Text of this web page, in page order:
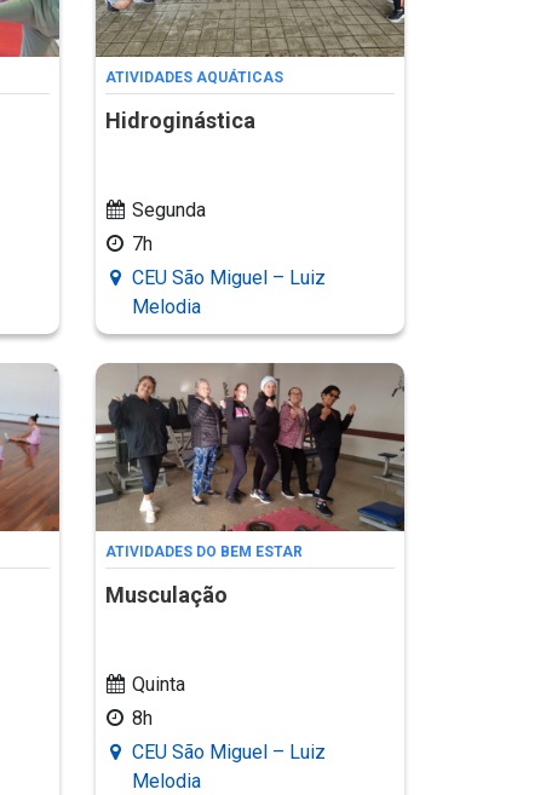
ATIVIDADES AQUÁTICAS
Hidroginástica
Segunda
7h
CEU São Miguel – Luiz
Melodia
ATIVIDADES DO BEM ESTAR
Musculação
Quinta
8h
CEU São Miguel – Luiz
Melodia